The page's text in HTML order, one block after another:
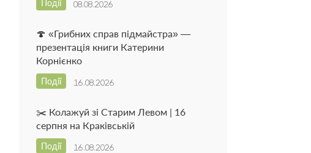
08.08.2026
Події
🍄 «Грибних справ підмайстра» —
презентація книги Катерини
Корнієнко
16.08.2026
Події
✂️ Колажуй зі Старим Левом | 16
серпня на Краківській
16.08.2026
Події